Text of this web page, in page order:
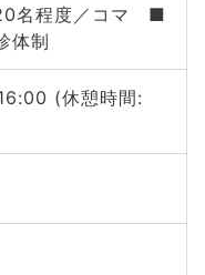
名程度／コマ ■
体制
(休憩時間: